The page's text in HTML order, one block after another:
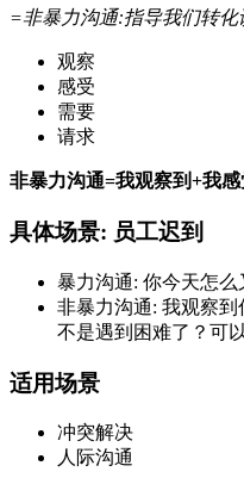
=非暴力沟通:指导我们转
观察
感受
需要
请求
非暴力沟通=我观察到+我
具体场景: 员工迟到
暴力沟通: 你今天怎么
非暴力沟通: 我观察
不是遇到困难了？可
适用场景
冲突解决
人际沟通